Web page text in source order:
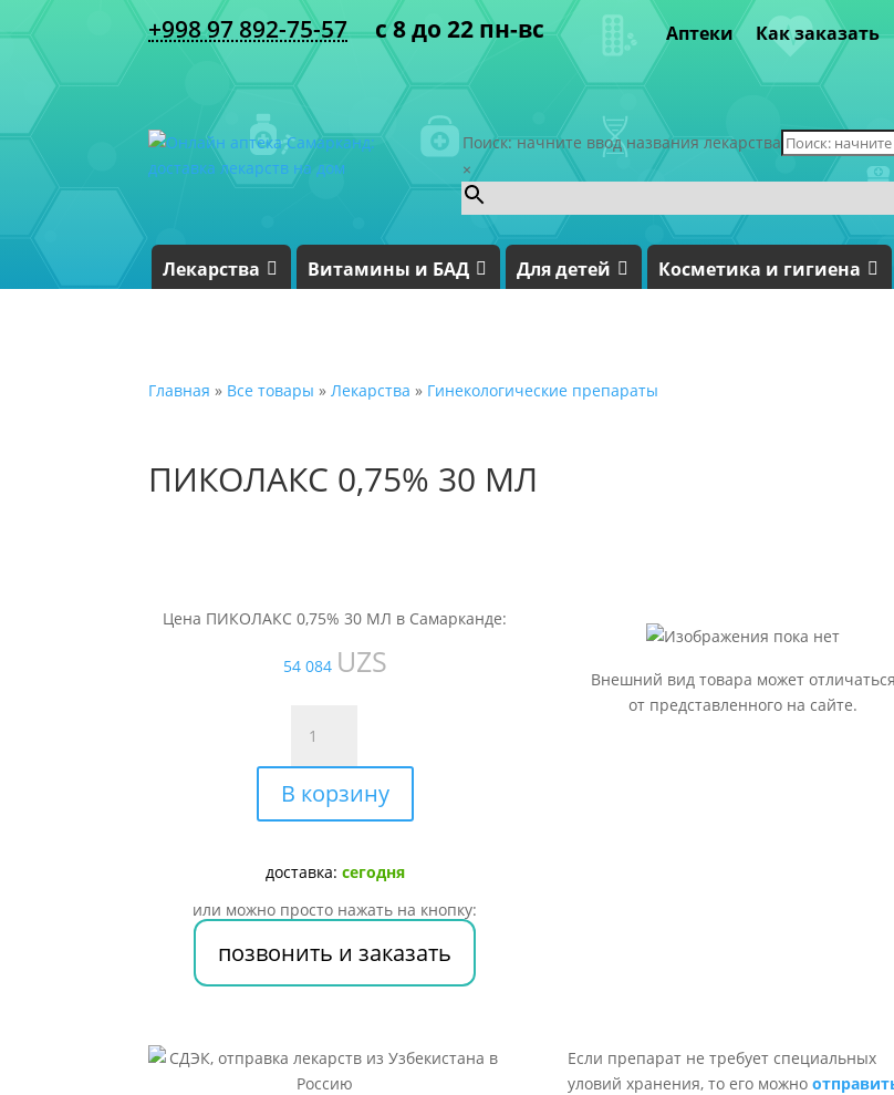
+998 97 892-75-57 с 8 до 22 пн-вс Аптеки Как заказать
Поиск: начните ввод названия лекарства
×
Лекарства Витамины и БАД Для детей Косметика и гигиена
Главная » Все товары » Лекарства » Гинекологические препараты
ПИКОЛАКС 0,75% 30 МЛ
Цена ПИКОЛАКС 0,75% 30 МЛ в Самарканде:
54 084 UZS
товара
ПИКОЛАКС
0,75%
30
В корзину
доставка: сегодня
или можно просто нажать на кнопку:
позвонить и заказать
Внешний вид товара может отличаться
от представленного на сайте.
Если препарат не требует специальных
уловий хранения, то его можно